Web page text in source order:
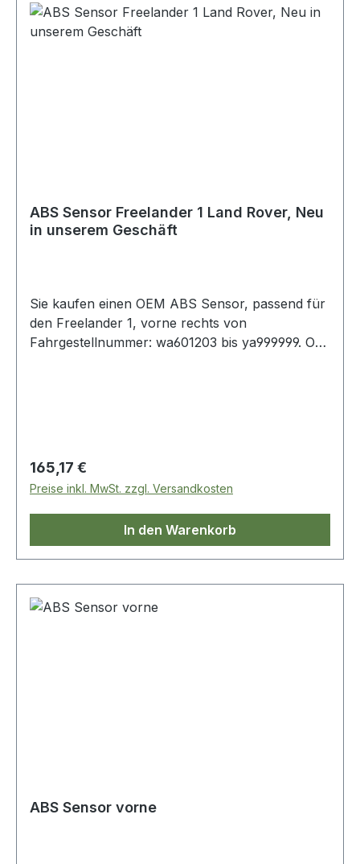
ABS Sensor Freelander 1 Land Rover, Neu
in unserem Geschäft
Sie kaufen einen OEM ABS Sensor, passend für
den Freelander 1, vorne rechts von
Fahrgestellnummer: wa601203 bis ya999999. OE
Regulärer Preis:
165,17 €
Preise inkl. MwSt. zzgl. Versandkosten
In den Warenkorb
ABS Sensor vorne